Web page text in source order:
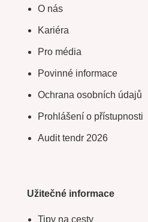
O nás
Kariéra
Pro média
Povinné informace
Ochrana osobních údajů
Prohlášení o přístupnosti
Audit tendr 2026
Užitečné informace
Tipy na cesty